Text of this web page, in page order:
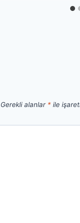
Gerekli alanlar * ile